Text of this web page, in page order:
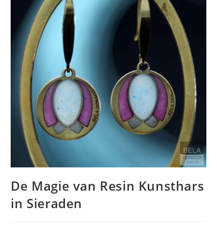
De Magie van Resin Kunsthars
in Sieraden